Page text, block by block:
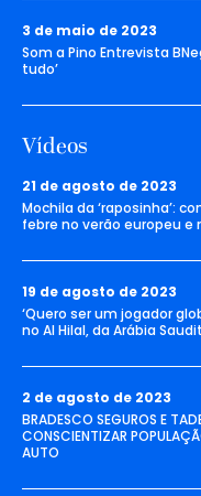
3 de maio de 2023
Som a Pino Entrevista
tudo’
Vídeos
21 de agosto de 2023
Mochila da ‘raposinha’:
febre no verão europeu e
19 de agosto de 2023
‘Quero ser um jogador
no Al Hilal, da Arábia
2 de agosto de 2023
BRADESCO SEGUROS E
CONSCIENTIZAR
AUTO